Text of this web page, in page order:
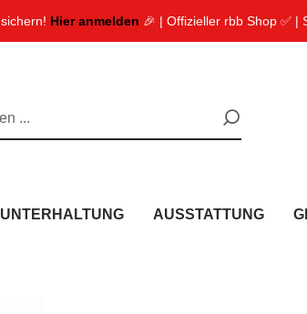
sichern! Hier anmelden 🎉 | Offizieller rbb Shop ✅ |
UNTERHALTUNG AUSSTATTUNG